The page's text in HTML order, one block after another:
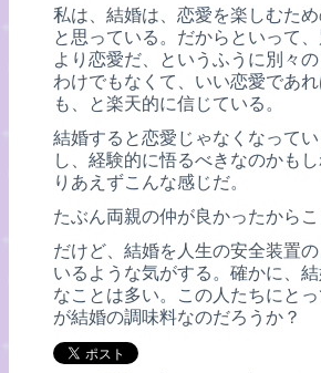
私は、結婚は、恋愛を楽しむた
と思っている。だからといって
より恋愛だ、というふうに別々
わけでもなくて、いい恋愛であ
も、と楽天的に信じている。
結婚すると恋愛じゃなくなって
し、経験的に悟るべきなのかも
りあえずこんな感じだ。
たぶん両親の仲が良かったからこ
だけど、結婚を人生の安全装置
いるような気がする。確かに、
なことは多い。この人たちにと
が結婚の調味料なのだろうか？